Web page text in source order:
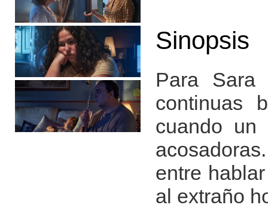
Sinopsis
Para Sara
continuas
cuando un
entre
al extraño